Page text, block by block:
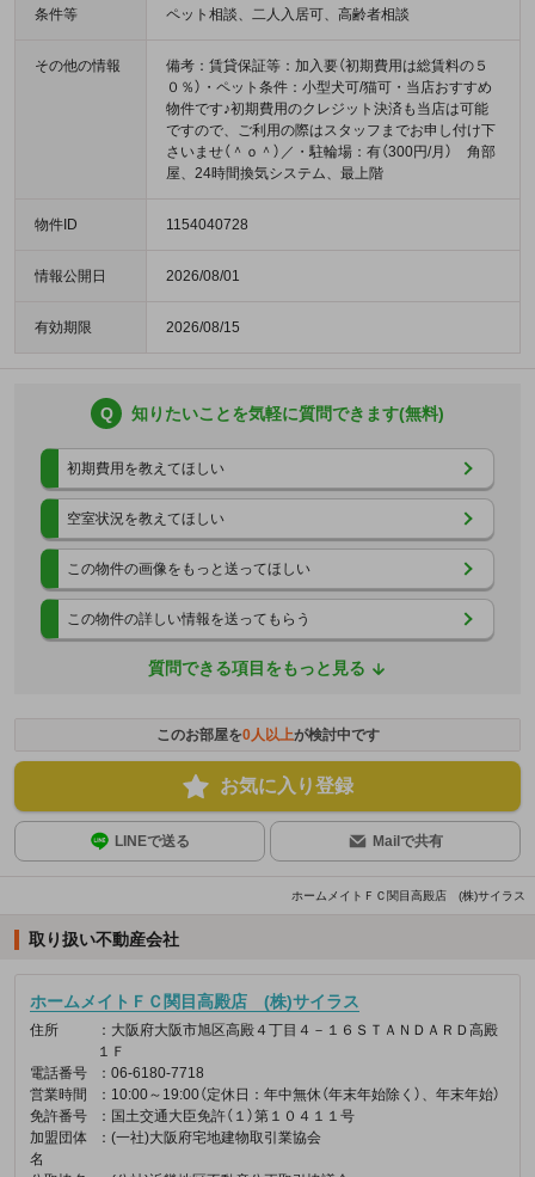
条件等 ペット相談、二人入居可、高齢者相談
その他の情報
備考：賃貸保証等：加入要（初期費用は総賃料の５
０％）・ペット条件：小型犬可/猫可・当店おすすめ
物件です♪初期費用のクレジット決済も当店は可能
ですので、ご利用の際はスタッフまでお申し付け下
さいませ（＾ｏ＾）／・駐輪場：有（300円/月） 角部
屋、24時間換気システム、最上階
物件ID 1154040728
情報公開日 2026/08/01
有効期限 2026/08/15
Q 知りたいことを気軽に質問できます(無料)
初期費用を教えてほしい
空室状況を教えてほしい
この物件の画像をもっと送ってほしい
この物件の詳しい情報を送ってもらう
質問できる項目をもっと見る
このお部屋を0人以上が検討中です
お気に入り登録
LINEで送る Mailで共有
ホームメイトＦＣ関目高殿店 (株)サイラス
取り扱い不動産会社
ホームメイトＦＣ関目高殿店 (株)サイラス
住所
：大阪府大阪市旭区高殿４丁目４－１６ＳＴＡＮＤＡＲＤ高殿
１Ｆ
電話番号
：06-6180-7718
営業時間
：10:00～19:00（定休日：年中無休（年末年始除く）、年末年始）
免許番号
：国土交通大臣免許（１）第１０４１１号
加盟団体
名
：(一社)大阪府宅地建物取引業協会